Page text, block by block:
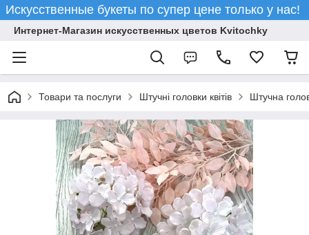
Искусственные букеты по супер цене только у нас!
Интернет-Магазин искусственных цветов Kvitochky
Товари та послуги Штучні головки квітів Штучна